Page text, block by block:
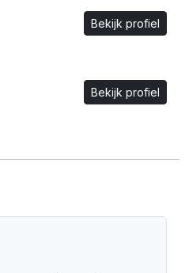
Bekijk profiel
Bekijk profiel